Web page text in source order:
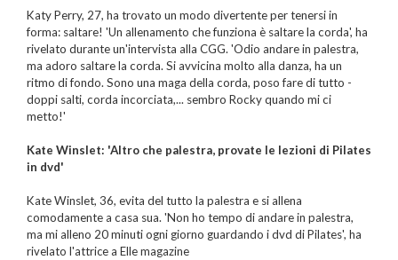
Katy Perry, 27, ha trovato un modo divertente per tenersi in
forma: saltare! 'Un allenamento che funziona è saltare la corda', ha
rivelato durante un'intervista alla CGG. 'Odio andare in palestra,
ma adoro saltare la corda. Si avvicina molto alla danza, ha un
ritmo di fondo. Sono una maga della corda, poso fare di tutto -
doppi salti, corda incorciata,... sembro Rocky quando mi ci
metto!'
Kate Winslet: 'Altro che palestra, provate le lezioni di Pilates
in dvd'
Kate Winslet, 36, evita del tutto la palestra e si allena
comodamente a casa sua. 'Non ho tempo di andare in palestra,
ma mi alleno 20 minuti ogni giorno guardando i dvd diPilates', ha
rivelato l'attrice a Elle magazine